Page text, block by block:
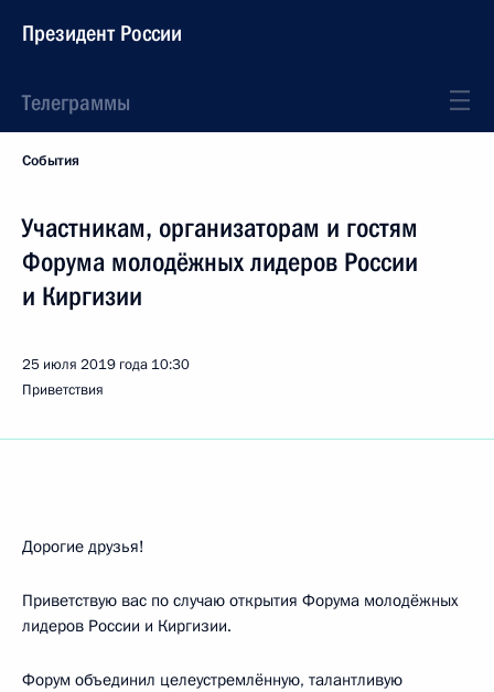
Президент России
Телеграммы
События
Участникам, организаторам и гостям
Форума молодёжных лидеров России
и Киргизии
25 июля 2019 года 10:30
Приветствия
Дорогие друзья!
Приветствую вас по случаю открытия Форума молодёжных
лидеров России и Киргизии.
Форум объединил целеустремлённую, талантливую